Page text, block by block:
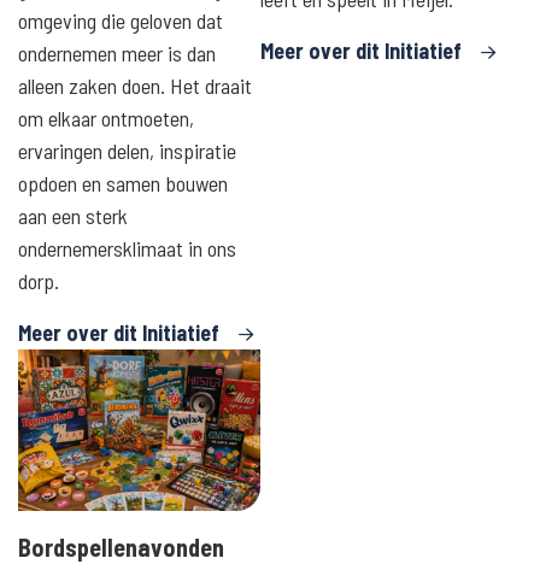
omgeving die geloven dat
ondernemen meer is dan
alleen zaken doen. Het draait
om elkaar ontmoeten,
ervaringen delen, inspiratie
opdoen en samen bouwen
aan een sterk
ondernemersklimaat in ons
dorp.
Meer over dit Initiatief
Meer over dit Initiatief
Bordspellenavonden